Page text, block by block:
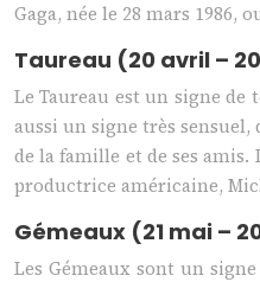
Gaga, née le 28 mars 1986,
Taureau (20 avril –
Le Taureau est un signe de
aussi un signe très
de la famille et de ses
productrice américaine,
Gémeaux (21 mai –
Les Gémeaux sont un